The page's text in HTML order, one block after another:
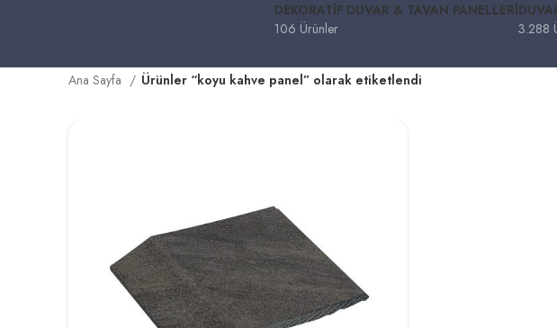
DEKORATIF DUVAR & TAVAN PANELLERI
106 Ürünler
3.288
Ana Sayfa Ürünler “koyu kahve panel” olarak etiketlendi